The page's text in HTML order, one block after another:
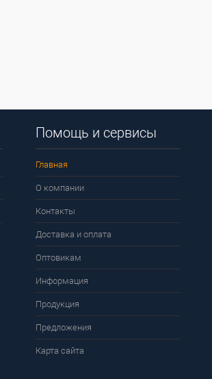
Помощь и сервисы
Главная
О компании
Контакты
Доставка и оплата
Оптовикам
Информация
Продукция
Предложения
Карта сайта